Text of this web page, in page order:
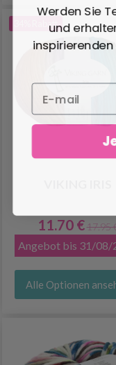
34% Rabatt
11.70 € 17.95
Angebot bis 31/08/
Alle Optionen
Werden Sie
und